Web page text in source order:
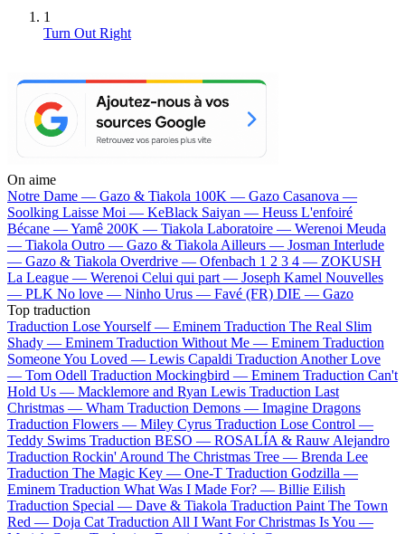
1
Turn Out Right
On aime
Notre Dame — Gazo & Tiakola 100K — Gazo Casanova —
Soolking Laisse Moi — KeBlack Saiyan — Heuss L'enfoiré
Bécane —Yamê 200K — Tiakola Laboratoire — Werenoi Meuda
— Tiakola Outro — Gazo & Tiakola Ailleurs — Josman Interlude
— Gazo & Tiakola Overdrive — Ofenbach 1 2 3 4 — ZOKUSH
La League — Werenoi Celui qui part — Joseph Kamel Nouvelles
— PLK No love — Ninho Urus — Favé (FR) DIE — Gazo
Top traduction
Traduction Lose Yourself — Eminem Traduction The Real Slim
Shady — Eminem Traduction Without Me — Eminem Traduction
Someone You Loved — Lewis Capaldi Traduction Another Love
— Tom Odell Traduction Mockingbird — Eminem Traduction Can't
Hold Us — Macklemore and Ryan Lewis Traduction Last
Christmas — Wham Traduction Demons — Imagine Dragons
Traduction Flowers — Miley Cyrus Traduction Lose Control —
Teddy Swims Traduction BESO — ROSALÍA & Rauw Alejandro
Traduction Rockin' Around The Christmas Tree — Brenda Lee
Traduction The Magic Key — One-T Traduction Godzilla —
Eminem Traduction What Was I Made For? — Billie Eilish
Traduction Special — Dave & Tiakola Traduction Paint The Town
Red — Doja Cat Traduction All I Want For Christmas Is You —